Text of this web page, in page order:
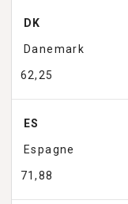
DK
Danemark
62,25
ES
Espagne
71,88